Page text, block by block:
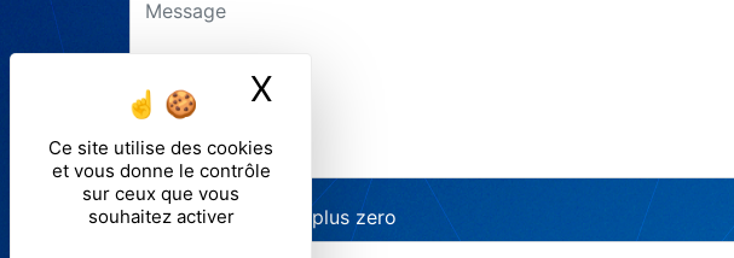
Ce site utilise des cookies
et vous donne le contrôle
sur ceux que vous
souhaitez activer
X
Combien font deux plus zero